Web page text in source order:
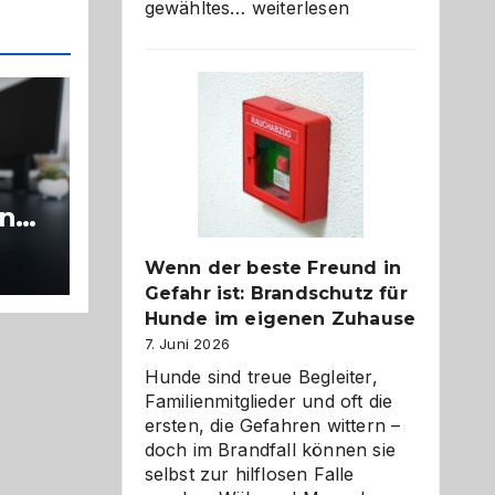
gewähltes… Abschied
Kita
bewusst
und
herzlich
gestalten
weiterlesen
Wenn der beste Freund in
Gefahr ist: Brandschutz für
Hunde im eigenen Zuhause
7. Juni 2026
Hunde sind treue Begleiter,
Familienmitglieder und oft die
ersten, die Gefahren wittern –
doch im Brandfall können sie
selbst zur hilflosen Falle